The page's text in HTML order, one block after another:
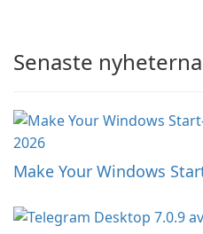
Senaste nyheterna
Make Your Windows